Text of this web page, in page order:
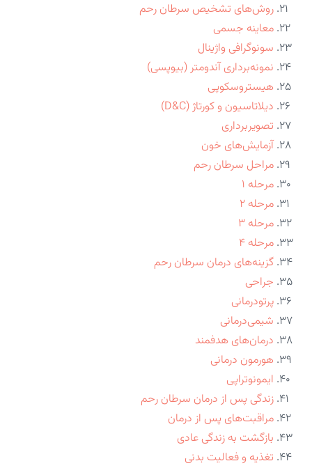
روش‌های تشخیص سرطان رحم
معاینه جسمی
سونوگرافی واژینال
نمونه‌برداری آندومتر (بیوپسی)
هیستروسکوپی
دیلاتاسیون و کورتاژ (D&C)
تصویربرداری
آزمایش‌های خون
مراحل سرطان رحم
مرحله ۱
مرحله ۲
مرحله ۳
مرحله ۴
گزینه‌های درمان سرطان رحم
جراحی
پرتودرمانی
شیمی‌درمانی
درمان‌های هدفمند
هورمون درمانی
ایمونوتراپی
زندگی پس از درمان سرطان رحم
مراقبت‌های پس از درمان
بازگشت به زندگی عادی
تغذیه و فعالیت بدنی